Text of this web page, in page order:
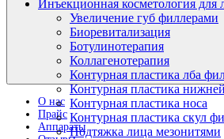
О нас
Прайс
Аппараты
Инъекционная косметология для
Увеличение губ филлерами
Биоревитализация
Ботулинотерапия
Коллагенотерапия
Контурная пластика лба
Контурная пластика
Контурная пластика носа
Контурная пластика скул
Подтяжка лица мезонитями